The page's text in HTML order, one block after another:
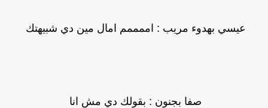
عيسي بهدوء مريب : اممممم امال مين دي شبيهتك
صفا بجنون : بقولك دي مش انا